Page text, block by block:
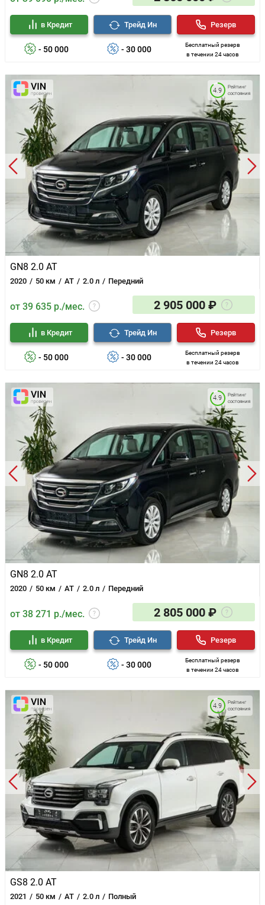
- 50 000
в Кредит
- 30 000
Трейд Ин
Бесплатный резерв
в течении 24 часов
Резерв
GN8 2.0 AT
2020 50 км AT 2.0 л Передний
Рейтинг
состояния
4.9
от 39 635 р./мес. 2 905 000 ₽
- 50 000
в Кредит
- 30 000
Трейд Ин
Бесплатный резерв
в течении 24 часов
Резерв
GN8 2.0 AT
2020 50 км AT 2.0 л Передний
Рейтинг
состояния
4.9
от 38 271 р./мес. 2 805 000 ₽
- 50 000
в Кредит
- 30 000
Трейд Ин
Бесплатный резерв
в течении 24 часов
Резерв
GS8 2.0 AT
2021 50 км AT 2.0 л Полный
Рейтинг
состояния
4.9